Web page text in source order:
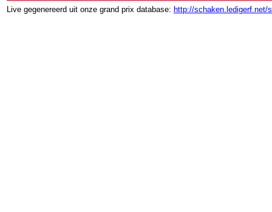
Live gegenereerd uit onze grand prix database: http://schaken.ledigerf.net/